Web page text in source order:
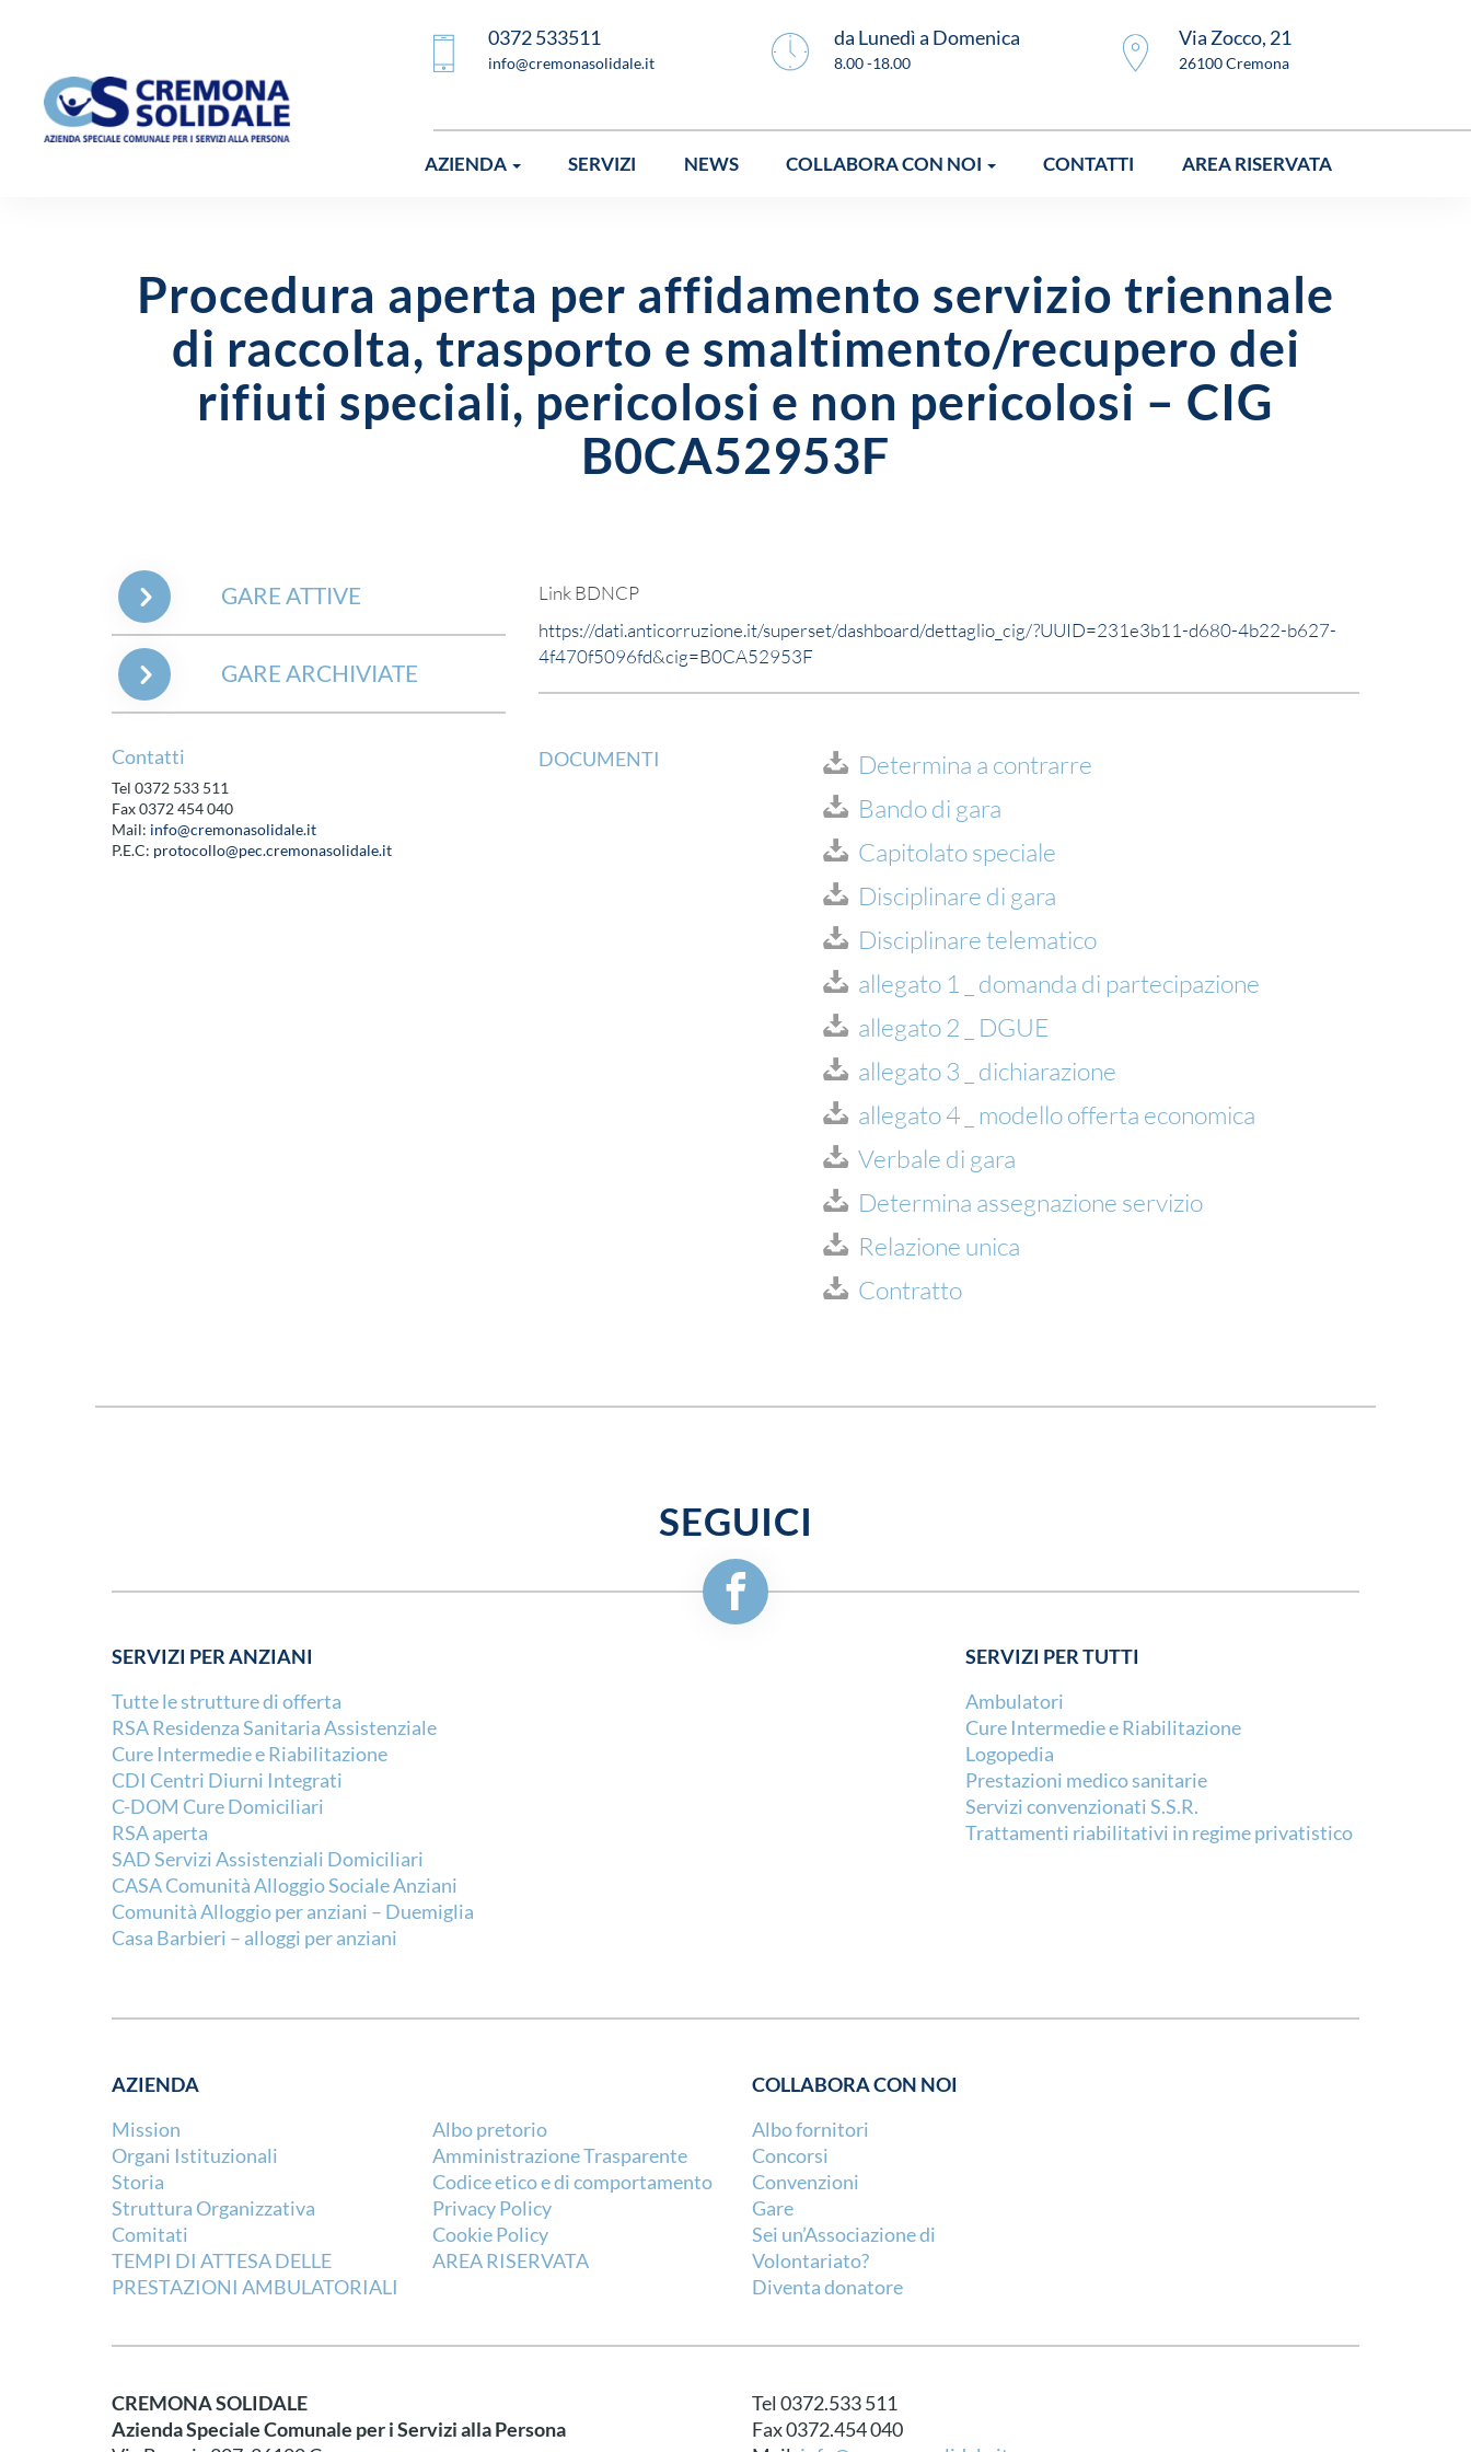
Via Zocco, 21
26100 Cremona
da Lunedì a Domenica
8.00 -18.00
0372 533511
info@cremonasolidale.it
AZIENDA SERVIZI NEWS COLLABORA CON NOI CONTATTI AREA RISERVATA
Procedura aperta per affidamento servizio triennale
di raccolta, trasporto e smaltimento/recupero dei
rifiuti speciali, pericolosi e non pericolosi – CIG
B0CA52953F
Link BDNCP
https://dati.anticorruzione.it/superset/dashboard/dettaglio_cig/?UUID=231e3b11-d680-4b22-b627-
4f470f5096fd&cig=B0CA52953F
DOCUMENTI
Determina a contrarre
Bando di gara
Capitolato speciale
Disciplinare di gara
Disciplinare telematico
allegato 1 _ domanda di partecipazione
allegato 2 _ DGUE
allegato 3 _ dichiarazione
allegato 4 _ modello offerta economica
Verbale di gara
Determina assegnazione servizio
Relazione unica
Contratto
GARE ATTIVE
GARE ARCHIVIATE
Contatti
Tel 0372 533 511
Fax 0372 454 040
Mail: info@cremonasolidale.it
P.E.C: protocollo@pec.cremonasolidale.it
SEGUICI
SERVIZI PER ANZIANI
Tutte le strutture di offerta
RSA Residenza Sanitaria Assistenziale
Cure Intermedie e Riabilitazione
CDI Centri Diurni Integrati
C-DOM Cure Domiciliari
RSA aperta
SAD Servizi Assistenziali Domiciliari
CASA Comunità Alloggio Sociale Anziani
Comunità Alloggio per anziani – Duemiglia
Casa Barbieri – alloggi per anziani
SERVIZI PER TUTTI
Ambulatori
Cure Intermedie e Riabilitazione
Logopedia
Prestazioni medico sanitarie
Servizi convenzionati S.S.R.
Trattamenti riabilitativi in regime privatistico
AZIENDA
Mission
Organi Istituzionali
Storia
Struttura Organizzativa
Comitati
TEMPI DI ATTESA DELLE
PRESTAZIONI AMBULATORIALI
Albo pretorio
Amministrazione Trasparente
Codice etico e di comportamento
Privacy Policy
Cookie Policy
AREA RISERVATA
COLLABORA CON NOI
Albo fornitori
Concorsi
Convenzioni
Gare
Sei un’Associazione di
Volontariato?
Diventa donatore
CREMONA SOLIDALE
Azienda Speciale Comunale per i Servizi alla Persona
Tel 0372.533 511
Fax 0372.454 040